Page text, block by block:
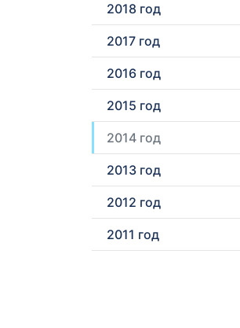
2018 год
2017 год
2016 год
2015 год
2014 год
2013 год
2012 год
2011 год